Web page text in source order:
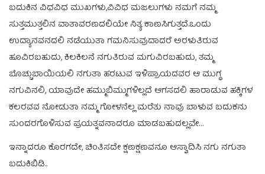
ಬದುಕಿನ ವಿಧವಿಧ ಮುಖಗಳು,ವಿವಿಧ ಮಜಲುಗಳು ನಮಗೆ ನಮ್ಮ
ಸುತ್ತಮುತ್ತಲಿನ ವಾತಾವರಣದಲಿಯೇ ನಿತ್ಯ ಕಾಣಸಿಗುತ್ತದೆ.ಒಂದು
ಉದ್ಯಾನವನದಲಿ ನಡೆಯುತಾ ಗಮನಿಸುವುದಾದರೆ ಅರಳುತಿರುವ
ಹೂವಿರಬಹುದು, ಕಿಲಕಿಲನೆ ನಗುತಿರುವ ಮಗುವಿರಬಹುದು, ತಮ್ಮ
ಬೊಚ್ಚುಬಾಯಿಯಲಿ ನಗುತಾ ಹರಟುವ ಇಳಿಪ್ರಾಯದವರ ಆ ಮುಗ್ಧ
ನಗುವಿನಲಿ, ಯಾವುದೇ ಹಮ್ಮುಬಿಮ್ಮುಗಳಿಲ್ಲದೆ ಆಗಸದಲಿ ಹಾರಾಡುವ ಹಕ್ಕಿಗಳ
ಕಲರವವ ನೋಡುತಾ ನಮ್ಮ ಗೋಳನೆಲ್ಲ ಮರೆತು ನಾವು ಬಾಳುವ ಬದುಕನು
ಸುಂದರಗೊಳಿಸುವ ಪ್ರಯತ್ನವನಾದರೂ ಮಾಡಬಹುದಲ್ಲವೇ…
ಇನ್ನಾದರೂ ಕೊರಗದೇ, ಚಿಂತಿಸದೇ ಕ್ಷಣಕ್ಷಣವನೂ ಆಸ್ವಾದಿಸಿ ನಗು ನಗುತಾ
ಬದುಕಿಬಿಡಿ..